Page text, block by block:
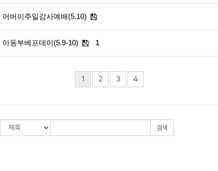
어버이주일감사예배(5.10)
아동부베프데이(5.9-10) 1
1 2 3 4
검색